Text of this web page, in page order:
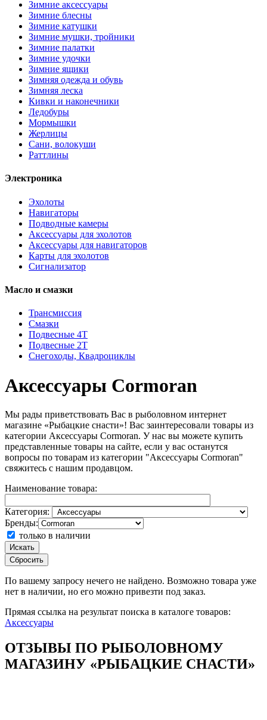
Зимние аксессуары
Зимние блесны
Зимние катушки
Зимние мушки, тройники
Зимние палатки
Зимние удочки
Зимние ящики
Зимняя одежда и обувь
Зимняя леска
Кивки и наконечники
Ледобуры
Мормышки
Жерлицы
Сани, волокуши
Раттлины
Электроника
Эхолоты
Навигаторы
Подводные камеры
Аксессуары для эхолотов
Аксессуары для навигаторов
Карты для эхолотов
Сигнализатор
Масло и смазки
Трансмиссия
Смазки
Подвесные 4Т
Подвесные 2Т
Снегоходы, Квадроциклы
Аксессуары Cormoran
Мы рады приветствовать Вас в рыболовном интернет
магазине «Рыбацкие снасти»! Вас заинтересовали товары из
категории Аксессуары Cormoran. У нас вы можете купить
представленные товары на сайте, если у вас останутся
вопросы по товарам из категории "Аксессуары Cormoran"
свяжитесь с нашим продавцом.
Наименование товара:
Категория:
Бренды:
только в наличии
Искать
Сбросить
По вашему запросу нечего не найдено. Возможно товара уже
нет в наличии, но его можно привезти под заказ.
Прямая ссылка на результат поиска в каталоге товаров:
Аксессуары
ОТЗЫВЫ ПО РЫБОЛОВНОМУ
МАГАЗИНУ «РЫБАЦКИЕ СНАСТИ»